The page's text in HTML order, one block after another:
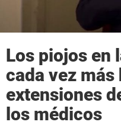
Los piojos en
cada vez
extensiones
los médicos